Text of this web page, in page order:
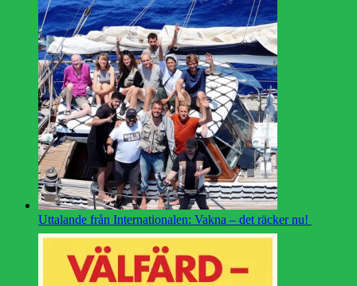
Uttalande från Internationalen: Vakna – det räcker nu!